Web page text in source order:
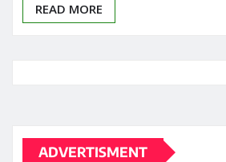
READ MORE
ADVERTISMENT